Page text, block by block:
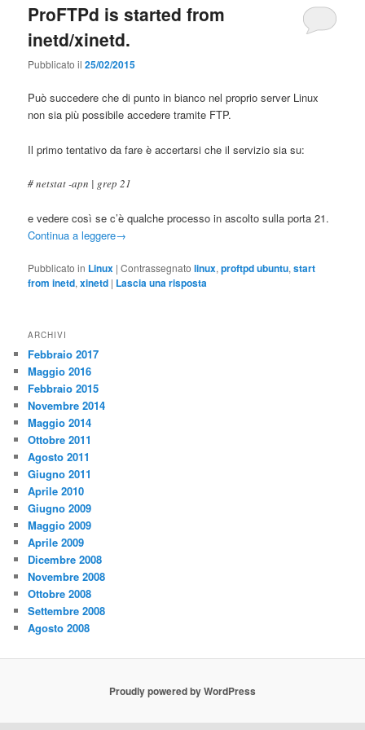
ProFTPd is started from
inetd/xinetd.
Pubblicato il25/02/2015
Può succedere che di punto in bianco nel proprio server Linux
non sia più possibile accedere tramite FTP.
Il primo tentativo da fare è accertarsi che il servizio sia su:
# netstat -apn | grep 21
e vedere così se c’è qualche processo in ascolto sulla porta 21.
Continua a leggere→
Pubblicato in Linux |Contrassegnato linux,proftpd ubuntu,start
from inetd,xinetd | Lascia una risposta
ARCHIVI
Febbraio 2017
Maggio 2016
Febbraio 2015
Novembre 2014
Maggio 2014
Ottobre 2011
Agosto 2011
Giugno 2011
Aprile 2010
Giugno 2009
Maggio 2009
Aprile 2009
Dicembre 2008
Novembre 2008
Ottobre 2008
Settembre 2008
Agosto 2008
Proudly powered by WordPress